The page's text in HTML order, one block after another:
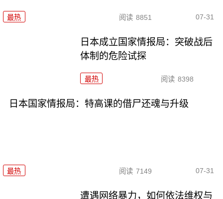
最热 阅读 8851 07-31
日本成立国家情报局：突破战后
体制的危险试探
最热 阅读 8398
日本国家情报局：特高课的借尸还魂与升级
最热 阅读 7149 07-31
遭遇网络暴力，如何依法维权与